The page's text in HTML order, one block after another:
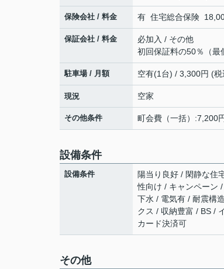
保険会社 / 料金 有 住宅総合保険
保証会社 / 料金
必加入 / その他
初回保証料の50％（最
駐車場 / 月額 空有(1台) / 3,300円 (税
現況 空家
その他条件 町会費（一括）:7,200
設備条件
設備条件
陽当り良好 / 閑静な住
性向け / キャンペーン
下水 / 電気有 / 耐震構
クス / 収納豊富 / BS /
カード決済可
その他